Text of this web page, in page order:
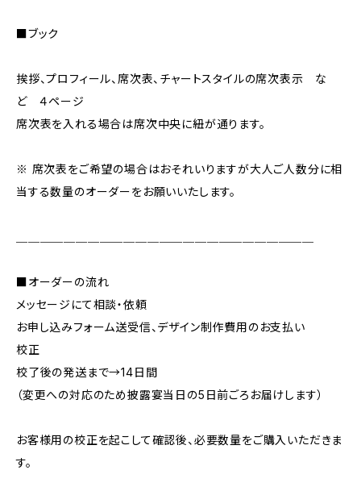
■ブック
挨拶、プロフィール、席次表、チャートスタイルの席次表示 な
ど ４ページ
席次表を入れる場合は席次中央に紐が通ります。
※ 席次表をご希望の場合はおそれいりますが大人ご人数分に相
当する数量のオーダーをお願いいたします。
■オーダーの流れ
メッセージにて相談・依頼
お申し込みフォーム送受信、デザイン制作費用のお支払い
校正
校了後の発送まで→14日間
（変更への対応のため披露宴当日の5日前ごろお届けします）
お客様用の校正を起こして確認後、必要数量をご購入いただきま
す。